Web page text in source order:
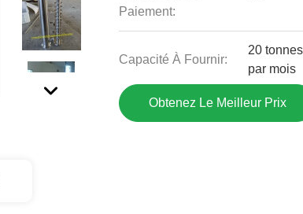
Paiement:
Capacité À Fournir:
20
par mois
Obtenez Le Meilleur Prix